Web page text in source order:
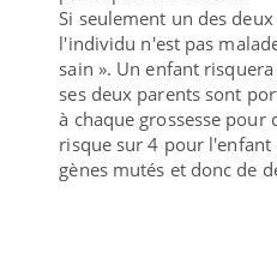
Si seulement un des
l'individu n'est pas
sain ». Un enfant
ses deux parents sont
à chaque grossesse pour
risque sur 4 pour l'enfant
gènes mutés et donc de